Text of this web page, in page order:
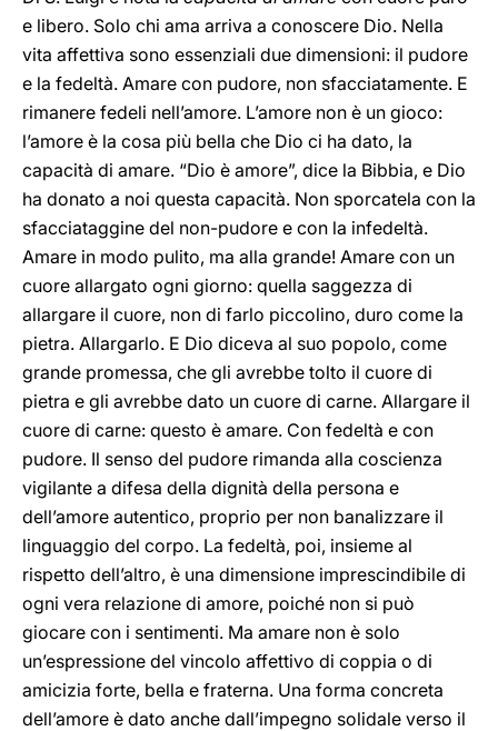
e libero. Solo chi ama arriva a conoscere Dio. Nella
vita affettiva sono essenziali due dimensioni: il pudore
e la fedeltà. Amare con pudore, non sfacciatamente. E
rimanere fedeli nell’amore. L’amore non è un gioco:
l’amore è la cosa più bella che Dio ci ha dato, la
capacità di amare. “Dio è amore”, dice la Bibbia, e Dio
ha donato a noi questa capacità. Non sporcatela con la
sfacciataggine del non-pudore e con la infedeltà.
Amare in modo pulito, ma alla grande! Amare con un
cuore allargato ogni giorno: quella saggezza di
allargare il cuore, non di farlo piccolino, duro come la
pietra. Allargarlo. E Dio diceva al suo popolo, come
grande promessa, che gli avrebbe tolto il cuore di
pietra e gli avrebbe dato un cuore di carne. Allargare il
cuore di carne: questo è amare. Con fedeltà e con
pudore. Il senso del pudore rimanda alla coscienza
vigilante a difesa della dignità della persona e
dell’amore autentico, proprio per non banalizzare il
linguaggio del corpo. La fedeltà, poi, insieme al
rispetto dell’altro, è una dimensione imprescindibile di
ogni vera relazione di amore, poiché non si può
giocare con i sentimenti. Ma amare non è solo
un’espressione del vincolo affettivo di coppia o di
amicizia forte, bella e fraterna. Una forma concreta
dell’amore è dato anche dall’impegno solidale verso il